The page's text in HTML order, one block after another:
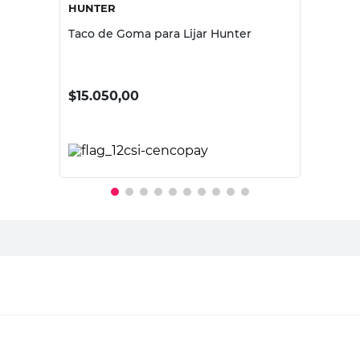
HUNTER
Taco de Goma para Lijar Hunter
$15.050,00